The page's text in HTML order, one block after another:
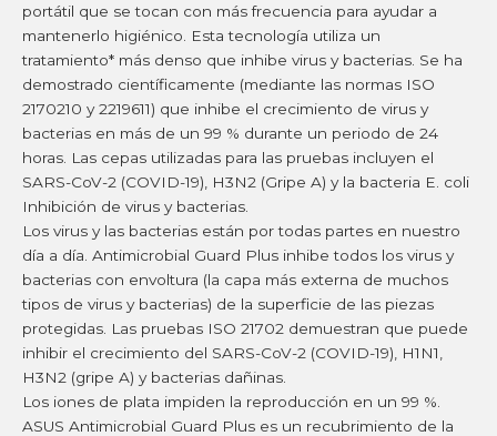
portátil que se tocan con más frecuencia para ayudar a
mantenerlo higiénico. Esta tecnología utiliza un
tratamiento* más denso que inhibe virus y bacterias. Se ha
demostrado científicamente (mediante las normas ISO
2170210 y 2219611) que inhibe el crecimiento de virus y
bacterias en más de un 99 % durante un periodo de 24
horas. Las cepas utilizadas para las pruebas incluyen el
SARS-CoV-2 (COVID-19), H3N2 (Gripe A) y la bacteria E. coli
Inhibición de virus y bacterias.
Los virus y las bacterias están por todas partes en nuestro
día a día. Antimicrobial Guard Plus inhibe todos los virus y
bacterias con envoltura (la capa más externa de muchos
tipos de virus y bacterias) de la superficie de las piezas
protegidas. Las pruebas ISO 21702 demuestran que puede
inhibir el crecimiento del SARS-CoV-2 (COVID-19), H1N1,
H3N2 (gripe A) y bacterias dañinas.
Los iones de plata impiden la reproducción en un 99 %.
ASUS Antimicrobial Guard Plus es un recubrimiento de la